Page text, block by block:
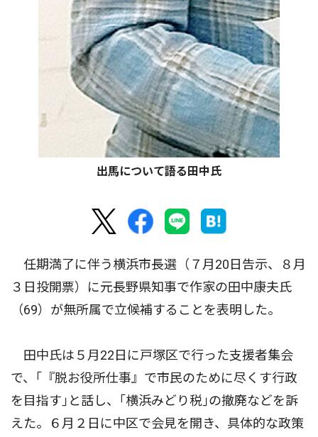
出馬について語る田中氏
任期満了に伴う横浜市長選（７月20日告示、８月
３日投開票）に元長野県知事で作家の田中康夫氏
（69）が無所属で立候補することを表明した。
田中氏は５月22日に戸塚区で行った支援者集会
で、｢『脱お役所仕事』で市民のために尽くす行政
を目指す｣と話し、｢横浜みどり税｣の撤廃などを訴
えた。６月２日に中区で会見を開き、具体的な政策